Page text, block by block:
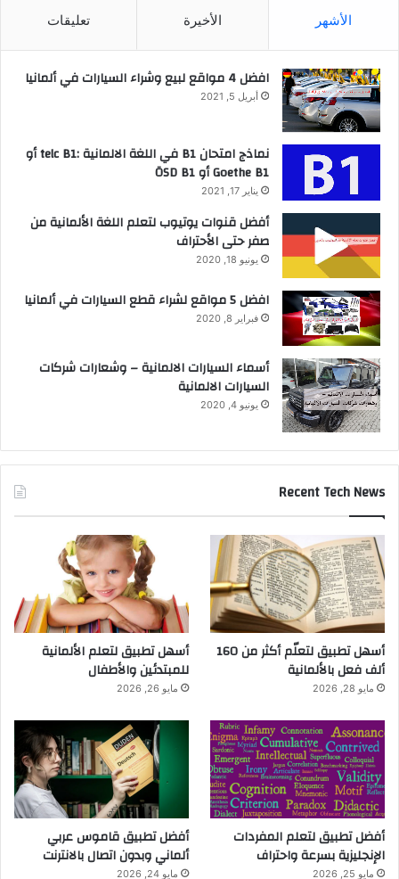
الأشهر الأخيرة تعليقات
افضل 4 مواقع لبيع وشراء السيارات في ألمانيا
أبريل 5, 2021
نماذج امتحان B1 في اللغة الالمانية :telc B1 أو
Goethe B1 أو ÖSD B1
يناير 17, 2021
أفضل قنوات يوتيوب لتعلم اللغة الألمانية من
صفر حتى الأحتراف
يونيو 18, 2020
افضل 5 مواقع لشراء قطع السيارات في ألمانيا
فبراير 8, 2020
أسماء السيارات الالمانية – وشعارات شركات
السيارات الالمانية
يونيو 4, 2020
Recent Tech News
أسهل تطبيق لتعلّم أكثر من 160
ألف فعل بالألمانية
مايو 28, 2026
أسهل تطبيق لتعلم الألمانية
للمبتدئين والأطفال
مايو 26, 2026
أفضل تطبيق لتعلم المفردات
الإنجليزية بسرعة واحتراف
مايو 25, 2026
أفضل تطبيق قاموس عربي
ألماني وبدون اتصال بالانترنت
مايو 24, 2026